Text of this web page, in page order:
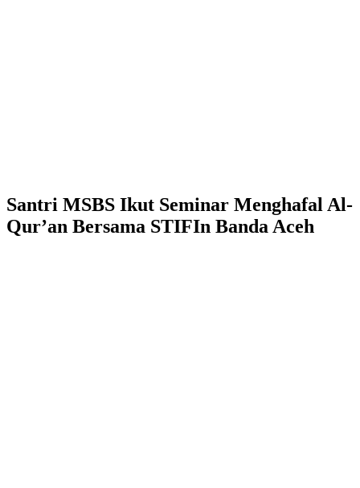
Santri MSBS Ikut Seminar Menghafal Al-
Qur’an Bersama STIFIn Banda Aceh